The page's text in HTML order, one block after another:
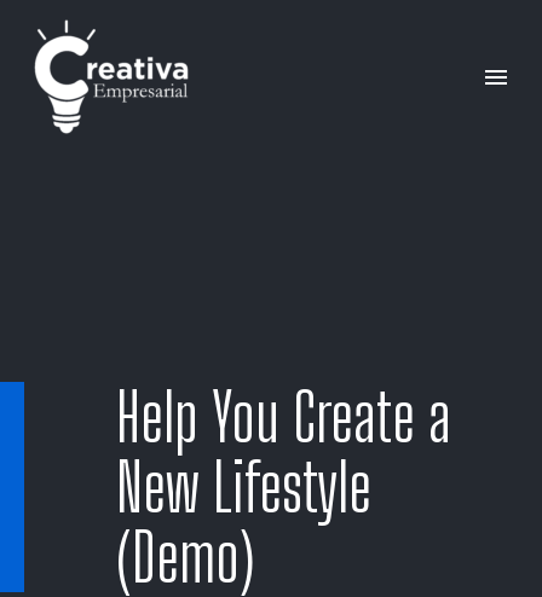
Help You Create a
New Lifestyle
(Demo)